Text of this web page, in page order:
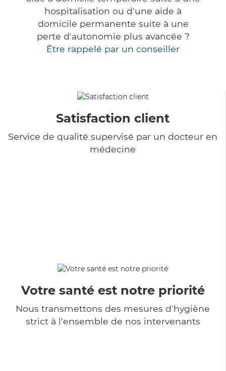
hospitalisation ou d'une aide à
domicile permanente suite à une
perte d'autonomie plus avancée ?
Être rappelé par un conseiller
Satisfaction client
Service de qualité supervisé par un docteur en
médecine
Votre santé est notre priorité
Nous transmettons des mesures d'hygiène
strict à l'ensemble de nos intervenants